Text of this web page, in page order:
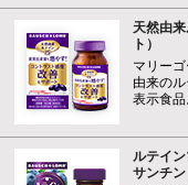
天然由
ト）
マリー
由来の
表示食品
ルテイ
サンチン